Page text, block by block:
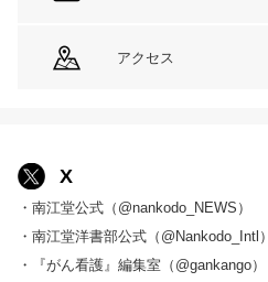
アクセス
X
・南江堂公式（@nankodo_NEWS）
・南江堂洋書部公式（@Nankodo_Intl）
・『がん看護』編集室（@gankango）